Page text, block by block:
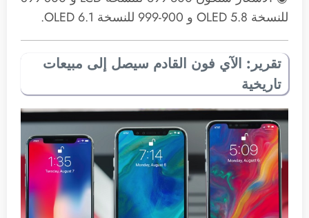
للنسخة OLED 5.8 و 900-999 للنسخة OLED 6.1.
تقرير: الآي فون القادم سيصل إلى مبيعات
تاريخية